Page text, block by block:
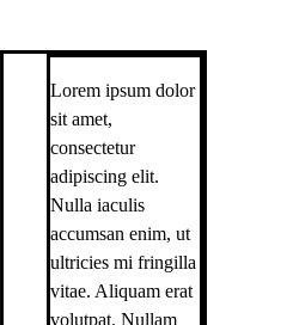
Lorem ipsum dolor
sit amet,
consectetur
adipiscing elit.
Nulla iaculis
accumsan enim, ut
ultricies mi fringilla
vitae. Aliquam erat
volutpat. Nullam